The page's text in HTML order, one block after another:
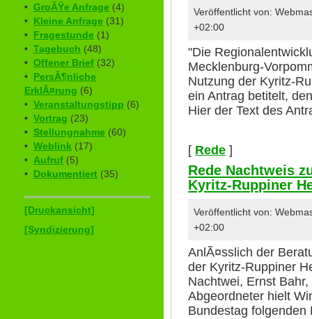
• GroÃŸe Anfrage (4)
• Kleine Anfrage (31)
• Fragestunde (1)
• Tagebuch (48)
• Offener Brief (32)
• PersÃ¶nliche
ErklÃ¤rung (6)
• Veranstaltungstipp (6)
• Vortrag (23)
• Stellungnahme (60)
• Weblink (17)
• Aufruf (5)
• Dokumentiert (35)
[Druckansicht]
[Syndizierung]
Veröffentlicht von:
+02:00
"Die
Mecklenburg-
Nutzung der Kyritz-
ein Antrag betitelt,
Hier der Text des
[ Rede ]
Rede Nachtweis
Kyritz-Ruppiner
Veröffentlicht von:
+02:00
AnlÃ¤sslich der
der Kyritz-Ruppiner
Nachtwei, Ernst
Abgeordneter hielt
Bundestag folgenden